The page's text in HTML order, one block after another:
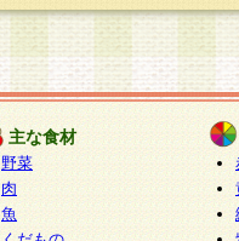
主な食材
野菜
肉
魚